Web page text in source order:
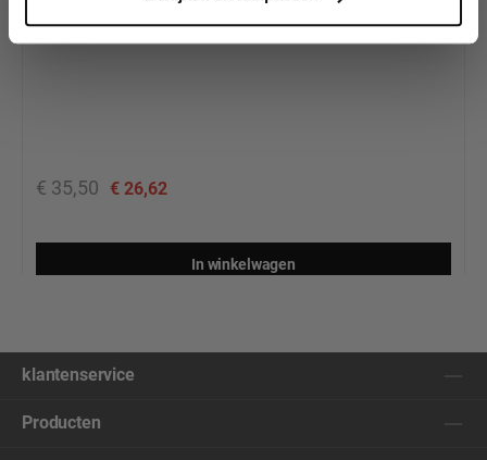
Wiser's Airbrush TattooPro Stencil - Hip Hop
€ 26,62
€ 35,50
In winkelwagen
klantenservice
Producten